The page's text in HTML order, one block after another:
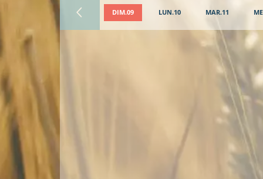
DIM.09 LUN.10 MAR.11